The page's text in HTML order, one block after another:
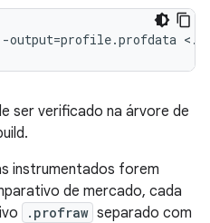
output=profile.profdata
ser verificado na árvore de
instrumentados forem
de mercado, cada
.profraw separado com